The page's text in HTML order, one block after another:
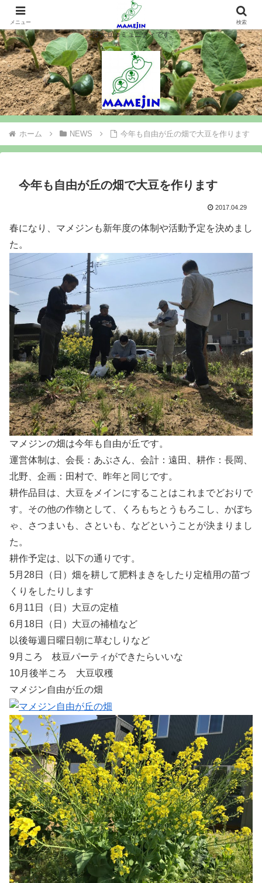
マメジンは大豆を作ります、シロウト農業を楽しみます、大豆コミュニティ＝
マメジン。大豆栽培や味噌豆腐づくりで農業と食料問題を考え行動するマメジ
ンは大豆コミュニティです。
ホーム NEWS 今年も自由が丘の畑で大豆を作ります
今年も自由が丘の畑で大豆を作ります
2017.04.29
春になり、マメジンも新年度の体制や活動予定を決めまし
た。
マメジンの畑は今年も自由が丘です。
運営体制は、会長：あぶさん、会計：遠田、耕作：長岡、
北野、企画：田村で、昨年と同じです。
耕作品目は、大豆をメインにすることはこれまでどおりで
す。その他の作物として、くろもちとうもろこし、かぼち
ゃ、さつまいも、さといも、などということが決まりまし
た。
耕作予定は、以下の通りです。
5月28日（日）畑を耕して肥料まきをしたり定植用の苗づ
くりをしたりします
6月11日（日）大豆の定植
6月18日（日）大豆の補植など
以後毎週日曜日朝に草むしりなど
9月ころ 枝豆パーティができたらいいな
10月後半ころ 大豆収穫
マメジン自由が丘の畑
メニュー 検索